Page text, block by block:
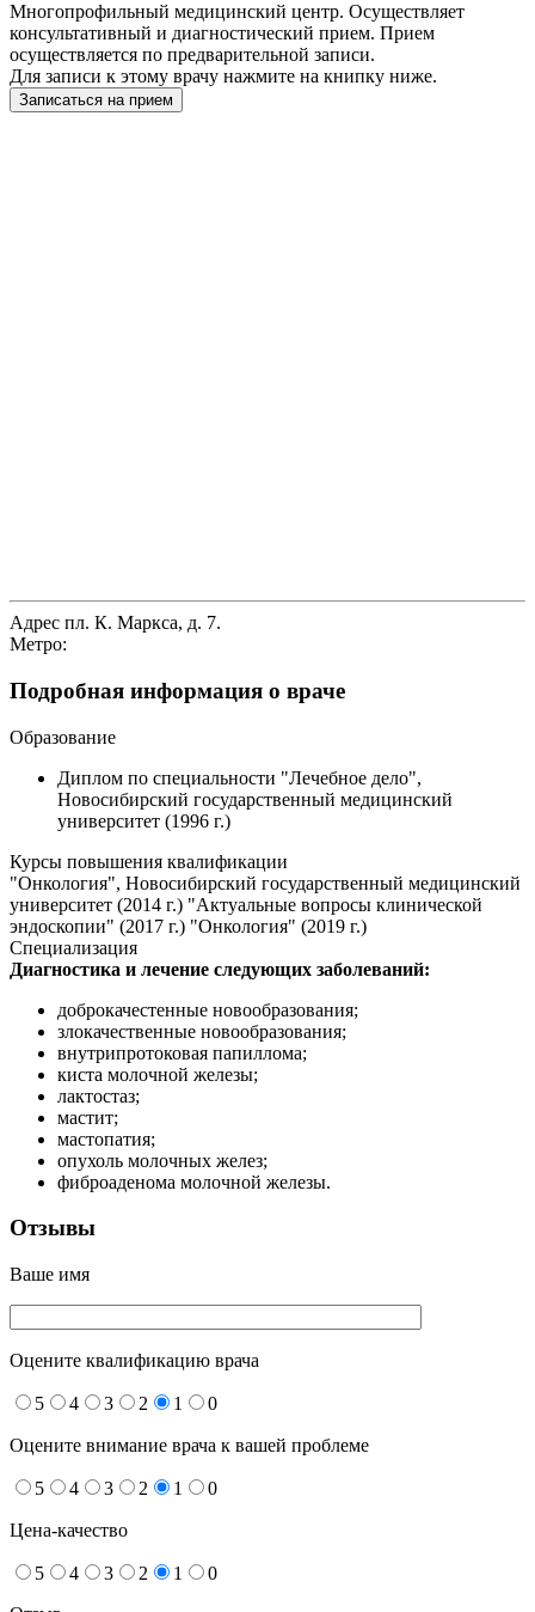
Многопрофильный медицинский центр. Осуществляет
консультативный и диагностический прием. Прием
осуществляется по предварительной записи.
Для записи к этому врачу нажмите на книпку ниже.
Записаться на прием
Адрес пл. К. Маркса, д. 7.
Метро:
Подробная информация о враче
Образование
Диплом по специальности "Лечебное дело",
Новосибирский государственный медицинский
университет (1996 г.)
Курсы повышения квалификации
"Онкология", Новосибирский государственный медицинский
университет (2014 г.) "Актуальные вопросы клинической
эндоскопии" (2017 г.) "Онкология" (2019 г.)
Специализация
Диагностика и лечение следующих заболеваний:
доброкачестенные новообразования;
злокачественные новообразования;
внутрипротоковая папиллома;
киста молочной железы;
лактостаз;
мастит;
мастопатия;
опухоль молочных желез;
фиброаденома молочной железы.
Отзывы
Ваше имя
Оцените квалификацию врача
5 4 3 2 1 0
Оцените внимание врача к вашей проблеме
5 4 3 2 1 0
Цена-качество
5 4 3 2 1
0